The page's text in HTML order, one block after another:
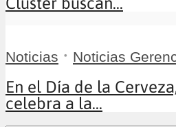
Noticias • Noticias
En el Día de la
celebra a la...